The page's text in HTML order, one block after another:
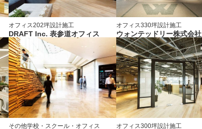
オフィス202坪設計施工
DRAFT Inc. 表参道オフィス
オフィス330坪設計施工
ウォンテッドリー株式会社
その他学校・スクール・オフィス
オフィス300坪設計施工